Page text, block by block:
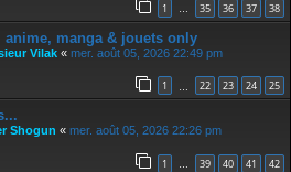
1 35 36 37 38
anime, manga & jouets only
Vilak « mer. août 05, 2026 22:49 pm
1 22 23 24 25
Shogun « mer. août 05, 2026 22:26 pm
1 … 39 40 41 42